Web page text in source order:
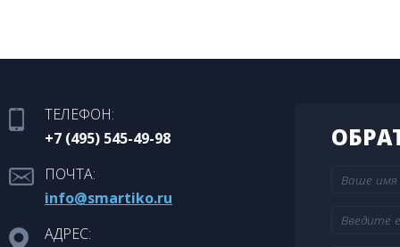
ТЕЛЕФОН:
+7 (495) 545-49-98
ПОЧТА:
info@smartiko.ru
АДРЕС: